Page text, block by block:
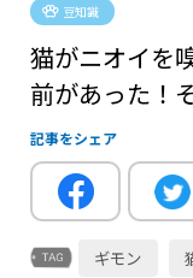
豆知識
猫がニオイを
前があった！
記事をシェア
ギモン